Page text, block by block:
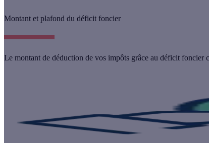
Montant et plafond du déficit foncier
Le montant de déduction de vos impôts grâce au déficit foncier